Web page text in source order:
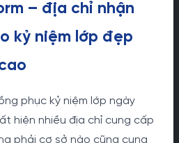
– địa chỉ nhận
kỷ niệm lớp đẹp
phục kỷ niệm lớp ngày
hiện nhiều địa chỉ cung cấp
phải cơ sở nào cũng cung